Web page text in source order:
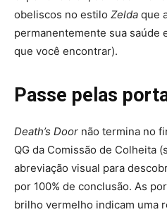
obeliscos no estilo Zelda que
permanentemente sua saúde
que você encontrar).
Passe pelas
Death’s Door não termina no
QG da Comissão de Colheita
abreviação visual para
por 100% de conclusão. As
brilho vermelho indicam uma